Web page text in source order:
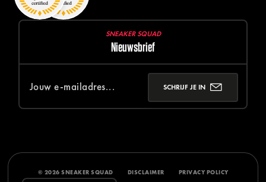
SNEAKER SQUAD
Nieuwsbrief
SCHRIJF JE IN
© 2026 SNEAKER SQUAD DISCLAIMER PRIVACY POLICY